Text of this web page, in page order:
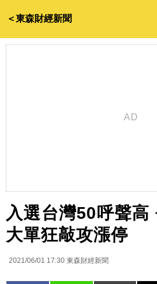
＜東森財經新聞
入選台灣50呼聲高
大單狂敲攻漲停
2021/06/01 17:30 東森財經新聞